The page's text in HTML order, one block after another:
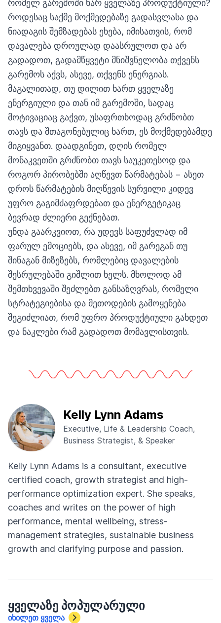
რომელ გარემოში ხარ ყველაზე პროდუქტიული?
როდესაც საქმე მოქმედებაზე გადასვლასა და
ნიადაგის შემზადებას ეხება, იმისათვის, რომ
დავალება დროულად დაასრულოთ და არ
გადადოთ, გადამწყვეტი მნიშვნელობა თქვენს
გარემოს აქვს, ასევე, თქვენს ენერგიას.
მაგალითად, თუ დილით ხართ ყველაზე
ენერგიული და თან იმ გარემოში, სადაც
მოტივაციაც გაქვთ, უსაფრთხოდაც გრძნობთ
თავს და შთაგონებულიც ხართ, ეს მოქმედებამდე
მიგიყვანთ. დაადგინეთ, დღის რომელ
მონაკვეთში გრძნობთ თავს საუკეთესოდ და
როგორ პირობებში აღწევთ წარმატებას − ასეთ
დროს წარმატების მიღწევის სურვილი კიდევ
უფრო გაგიმძაფრდებათ და ენერგეტიკაც
ბევრად ძლიერი გექნებათ.
უნდა გაარკვიოთ, რა უდევს საფუძვლად იმ
ფარულ ემოციებს, და ასევე, იმ გარეგან თუ
შინაგან მიზეზებს, რომლებიც დავალების
შესრულებაში გიშლით ხელს. მხოლოდ ამ
შემთხვევაში შეძლებთ განსაზღვრას, რომელი
სტრატეგიებისა და მეთოდების გამოყენება
შეგიძლიათ, რომ უფრო პროდუქტიული გახდეთ
და ნაკლები რამ გადადოთ მომავლისთვის.
Kelly Lynn Adams
Executive, Life & Leadership Coach,
Business Strategist, & Speaker
Kelly Lynn Adams is a consultant, executive
certified coach, growth strategist and high-
performance optimization expert. She speaks,
coaches and writes on the power of high
performance, mental wellbeing, stress-
management strategies, sustainable business
growth and clarifying purpose and passion.
ᲧᲕᲔᲚᲐᲖᲔ ᲞᲝᲞᲣᲚᲐᲠᲣᲚᲘ
იხილეთ ყველა